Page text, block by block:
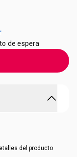
de espera
y elegante.
del producto